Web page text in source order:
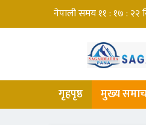
गृहपृष्ठ मुख्य